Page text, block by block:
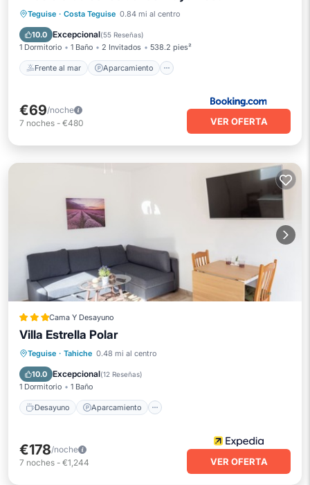
Teguise · Costa Teguise 0.84 mi al centro
10.0 Excepcional(55 Reseñas)
1 Dormitorio 1 Baño 2 Invitados 538.2 pies²
Frente al mar Aparcamiento
Frente al mar Aparcamiento
Vista al mar
€69/noche
7 noches - €480 VER OFERTA
Cama Y Desayuno
Villa Estrella Polar
Teguise · Tahiche 0.48 mi al centro
10.0 Excepcional(12 Reseñas)
1 Dormitorio 1 Baño
Desayuno Aparcamiento
Desayuno Aparcamiento
Balcón/Terraza
€178/noche
7 noches - €1,244 VER OFERTA